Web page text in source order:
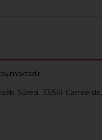
Sûresi, 33/56) Camilerde,